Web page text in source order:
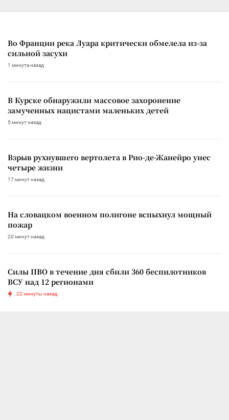
Во Франции река Луара критически обмелела из-за
сильной засухи
1 минута назад
В Курске обнаружили массовое захоронение
замученных нацистами маленьких детей
5 минут назад
Взрыв рухнувшего вертолета в Рио-де-Жанейро унес
четыре жизни
17 минут назад
На словацком военном полигоне вспыхнул мощный
пожар
20 минут назад
Силы ПВО в течение дня сбили 360 беспилотников
ВСУ над 12 регионами
22 минуты назад